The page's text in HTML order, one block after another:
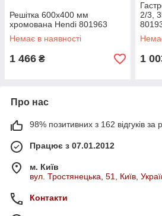
Решітка 600х400 мм
хромована Hendi 801963
Немає в наявності
1 466 ₴
2/3,
1
Про нас
98% позитивних з 162 відгуків за
Працює з 07.01.2012
м. Київ
вул. Тростянецька, 51, Київ,
Контакти